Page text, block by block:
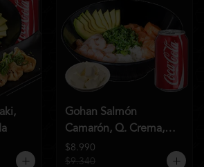
Gohan Salmón
Camarón, Q. Crema,
Bebida
$8.990
$9.340